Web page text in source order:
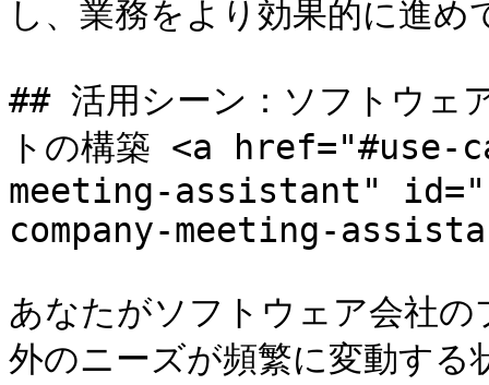
し、業務をより効果的に進め
## 活用シーン：ソフトウェ
トの構築 <a
meeting-assistant"
company-meeting-
あなたがソフトウェア会社
外のニーズが頻繁に変動す